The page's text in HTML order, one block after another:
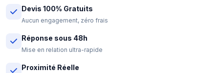
Devis 100% Gratuits
Aucun engagement, zéro frais
Réponse sous 48h
Mise en relation ultra-rapide
Proximité Réelle